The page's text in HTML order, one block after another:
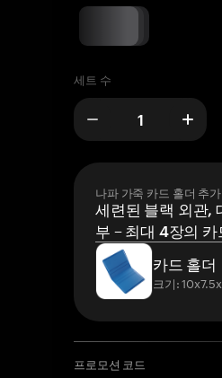
세트 수
나파 가죽 카드 홀더 추가
세련된 블랙 외관,
부 – 최대 4장의
카드 홀더
크기:
프로모션 코드